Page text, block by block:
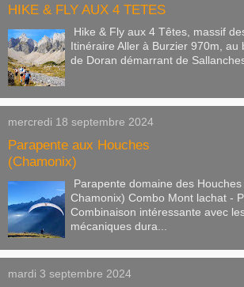
HIKE & FLY AUX 4 TETES
Hike & Fly aux 4 Têtes, massif
Itinéraire Aller à Burzier 970m, au
de Doran démarrant de
mercredi 18 septembre 2024
Parapente aux Houches
(Chamonix)
Parapente domaine des Houches
Chamonix) Combo Mont lachat -
Combinaison intéressante avec
mécaniques dura...
mardi 3 septembre 2024